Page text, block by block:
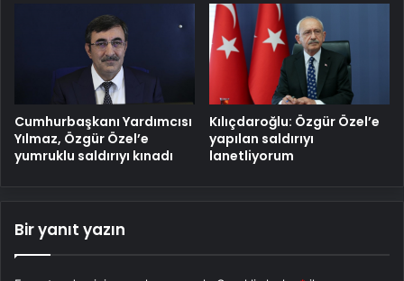
Cumhurbaşkanı Yardımcısı
Yılmaz, Özgür Özel’e
yumruklu saldırıyı kınadı
Kılıçdaroğlu: Özgür Özel’e
yapılan saldırıyı
lanetliyorum
Bir yanıt yazın